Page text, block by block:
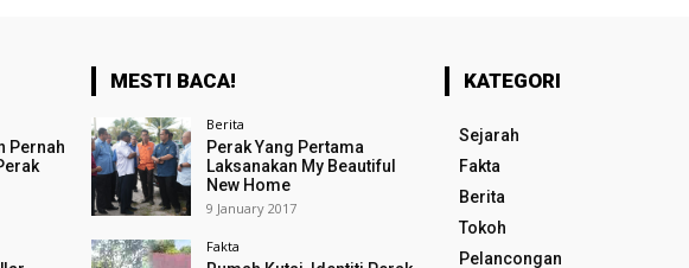
Pernah
MESTI BACA!
Berita
Perak Yang Pertama
Laksanakan My Beautiful
New Home
9 January 2017
Fakta
KATEGORI
Sejarah
Fakta
Berita
Tokoh
Pelancongan